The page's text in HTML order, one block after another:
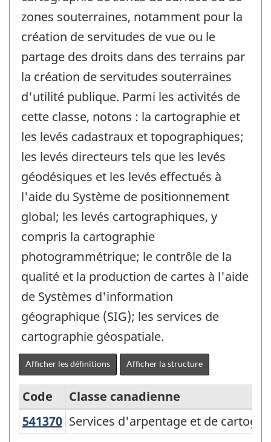
zones souterraines, notamment pour la
création de servitudes de vue ou le
partage des droits dans des terrains par
la création de servitudes souterraines
d'utilité publique. Parmi les activités de
cette classe, notons : la cartographie et
les levés cadastraux et topographiques;
les levés directeurs tels que les levés
géodésiques et les levés effectués à
l'aide du Système de positionnement
global; les levés cartographiques, y
compris la cartographie
photogrammétrique; le contrôle de la
qualité et la production de cartes à l'aide
de Systèmes d'information
géographique (SIG); les services de
cartographie géospatiale.
Afficher les définitions Afficher la structure
Système
Code
Classe canadienne
541370 Services d'arpentage et de
Services d'arpentage et de